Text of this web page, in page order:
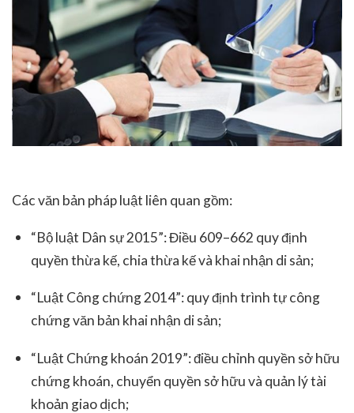
Các văn bản pháp luật liên quan gồm:
“Bộ luật Dân sự 2015”: Điều 609–662 quy định
quyền thừa kế, chia thừa kế và khai nhận di sản;
“Luật Công chứng 2014”: quy định trình tự công
chứng văn bản khai nhận di sản;
“Luật Chứng khoán 2019”: điều chỉnh quyền sở hữu
chứng khoán, chuyển quyền sở hữu và quản lý tài
khoản giao dịch;